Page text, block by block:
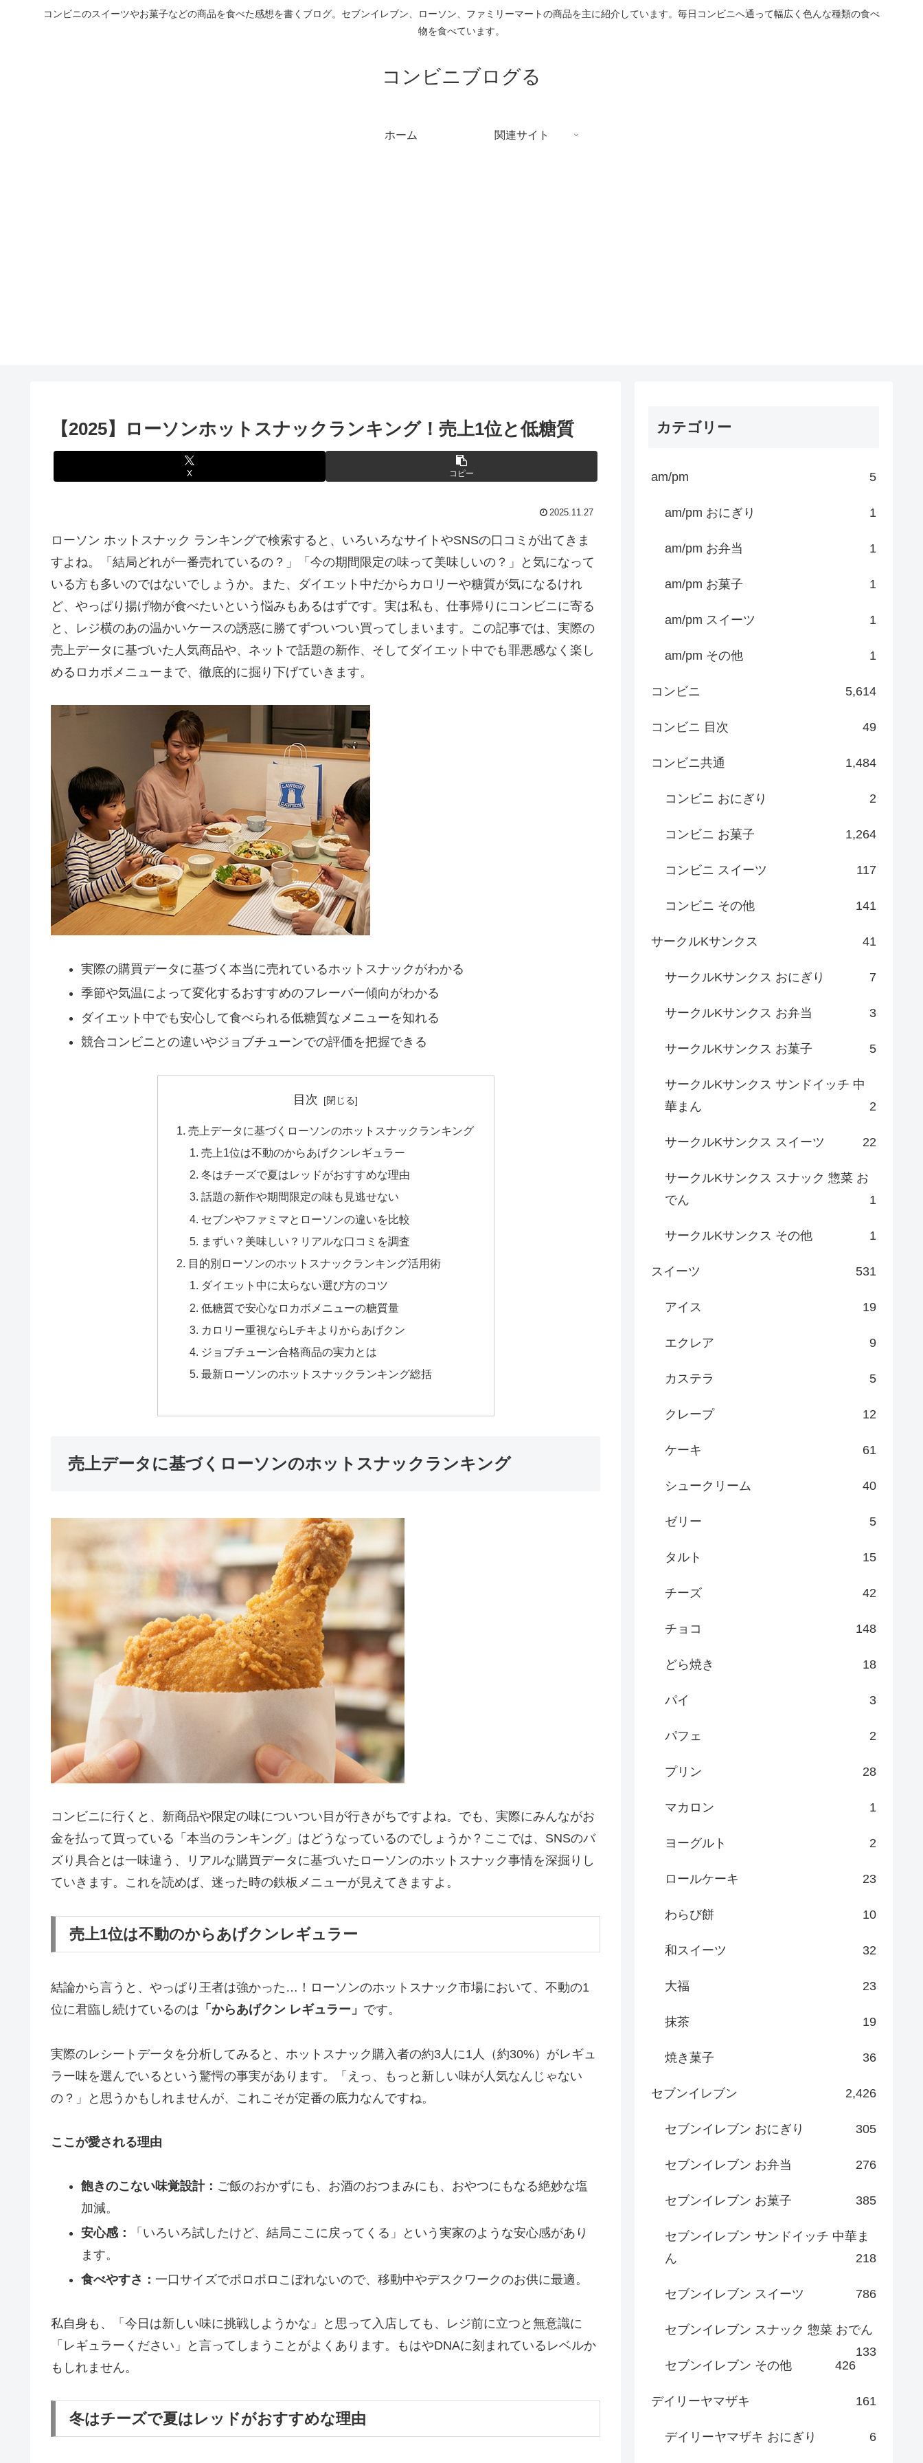
コンビニのスイーツやお菓子などの商品を食べた感想を書くブログ。セブンイレブン、ローソン、ファミリーマートの商品を主に紹介しています。毎日コンビニへ通って幅広く色んな種類の食べ
物を食べています。
コンビニブログる
ホーム 関連サイト
【2025】ローソンホットスナックランキング！売上1位と低糖質
X コピー
2025.11.27
ローソン ホットスナック ランキングで検索すると、いろいろなサイトやSNSの口コミが出てきま
すよね。「結局どれが一番売れているの？」「今の期間限定の味って美味しいの？」と気になって
いる方も多いのではないでしょうか。また、ダイエット中だからカロリーや糖質が気になるけれ
ど、やっぱり揚げ物が食べたいという悩みもあるはずです。実は私も、仕事帰りにコンビニに寄る
と、レジ横のあの温かいケースの誘惑に勝てずついつい買ってしまいます。この記事では、実際の
売上データに基づいた人気商品や、ネットで話題の新作、そしてダイエット中でも罪悪感なく楽し
めるロカボメニューまで、徹底的に掘り下げていきます。
実際の購買データに基づく本当に売れているホットスナックがわかる
季節や気温によって変化するおすすめのフレーバー傾向がわかる
ダイエット中でも安心して食べられる低糖質なメニューを知れる
競合コンビニとの違いやジョブチューンでの評価を把握できる
目次
売上データに基づくローソンのホットスナックランキング
売上1位は不動のからあげクンレギュラー
冬はチーズで夏はレッドがおすすめな理由
話題の新作や期間限定の味も見逃せない
セブンやファミマとローソンの違いを比較
まずい？美味しい？リアルな口コミを調査
目的別ローソンのホットスナックランキング活用術
ダイエット中に太らない選び方のコツ
低糖質で安心なロカボメニューの糖質量
カロリー重視ならLチキよりからあげクン
ジョブチューン合格商品の実力とは
最新ローソンのホットスナックランキング総括
売上データに基づくローソンのホットスナックランキング
コンビニに行くと、新商品や限定の味についつい目が行きがちですよね。でも、実際にみんながお
金を払って買っている「本当のランキング」はどうなっているのでしょうか？ここでは、SNSのバ
ズり具合とは一味違う、リアルな購買データに基づいたローソンのホットスナック事情を深掘りし
ていきます。これを読めば、迷った時の鉄板メニューが見えてきますよ。
売上1位は不動のからあげクンレギュラー
結論から言うと、やっぱり王者は強かった…！ローソンのホットスナック市場において、不動の1
位に君臨し続けているのは 「からあげクン レギュラー」 です。
実際のレシートデータを分析してみると、ホットスナック購入者の約3人に1人（約30%）がレギュ
ラー味を選んでいる という驚愕の事実があります。「えっ、もっと新しい味が人気なんじゃない
の？」と思うかもしれませんが、これこそが定番の底力なんですね。
ここが愛される理由
飽きのこない味覚設計： ご飯のおかずにも、お酒のおつまみにも、おやつにもなる絶妙な塩
加減。
安心感：
「いろいろ試したけど、結局ここに戻ってくる」という実家のような安心感があり
ます。
食べやすさ： 一口サイズでポロポロこぼれないので、移動中やデスクワークのお供に最適。
私自身も、「今日は新しい味に挑戦しようかな」と思って入店しても、レジ前に立つと無意識に
「レギュラーください」と言ってしまうことがよくあります。もはやDNAに刻まれているレベルか
もしれません。
冬はチーズで夏はレッドがおすすめな理由
カテゴリー
am/pm 5
am/pm おにぎり 1
am/pm お弁当 1
am/pm お菓子 1
am/pm スイーツ 1
am/pm その他 1
コンビニ 5,614
コンビニ 目次 49
コンビニ共通 1,484
コンビニ おにぎり 2
コンビニ お菓子 1,264
コンビニ スイーツ 117
コンビニ その他 141
サークルKサンクス 41
サークルKサンクス おにぎり 7
サークルKサンクス お弁当 3
サークルKサンクス お菓子 5
サークルKサンクス サンドイッチ 中
華まん
2
サークルKサンクス スイーツ 22
サークルKサンクス スナック 惣菜 お
でん
1
サークルKサンクス その他 1
スイーツ 531
アイス 19
エクレア 9
カステラ 5
クレープ 12
ケーキ 61
シュークリーム 40
ゼリー 5
タルト 15
チーズ 42
チョコ 148
どら焼き 18
パイ 3
パフェ 2
プリン 28
マカロン 1
ヨーグルト 2
ロールケーキ 23
わらび餅 10
和スイーツ 32
大福 23
抹茶 19
焼き菓子 36
セブンイレブン 2,426
セブンイレブン おにぎり 305
セブンイレブン お弁当 276
セブンイレブン お菓子 385
セブンイレブン サンドイッチ 中華ま
ん
218
セブンイレブン スイーツ 786
セブンイレブン スナック 惣菜 おでん
133
セブンイレブン その他
426
デイリーヤマザキ 161
デイリーヤマザキ おにぎり 6